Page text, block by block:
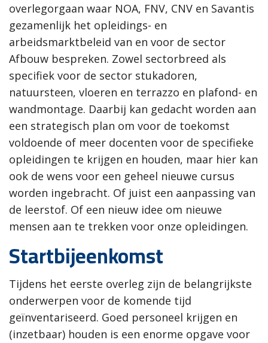
overlegorgaan waar NOA, FNV, CNV en Savantis
gezamenlijk het opleidings- en
arbeidsmarktbeleid van en voor de sector
Afbouw bespreken. Zowel sectorbreed als
specifiek voor de sector stukadoren,
natuursteen, vloeren en terrazzo en plafond- en
wandmontage. Daarbij kan gedacht worden aan
een strategisch plan om voor de toekomst
voldoende of meer docenten voor de specifieke
opleidingen te krijgen en houden, maar hier kan
ook de wens voor een geheel nieuwe cursus
worden ingebracht. Of juist een aanpassing van
de leerstof. Of een nieuw idee om nieuwe
mensen aan te trekken voor onze opleidingen.
Startbijeenkomst
Tijdens het eerste overleg zijn de belangrijkste
onderwerpen voor de komende tijd
geïnventariseerd. Goed personeel krijgen en
(inzetbaar) houden is een enorme opgave voor